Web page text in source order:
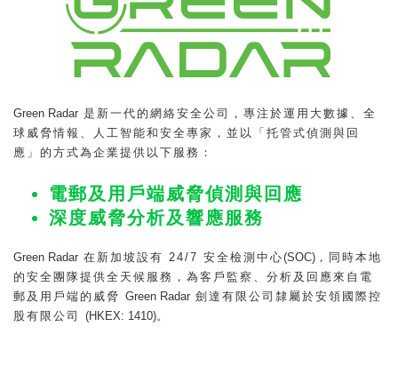
Green Radar 是新一代的網絡安全公司，專注於運用大數據、全
球威脅情報、人工智能和安全專家，並以「托管式偵測與回
應」的方式為企業提供以下服務：
電郵及用戶端威脅偵測與回應
深度威脅分析及響應服務
Green Radar 在新加坡設有 24/7 安全檢測中心(SOC) ，同時本地
的安全團隊提供全天候服務，為客戶監察、分析及回應來自電
郵及用戶端的威脅 Green Radar 劍達有限公司隸屬於安領國際控
股有限公司 (HKEX: 1410)。